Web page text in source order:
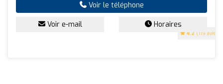
4.2 (119 avis)
Voir le téléphone
Voir e-mail Horaires